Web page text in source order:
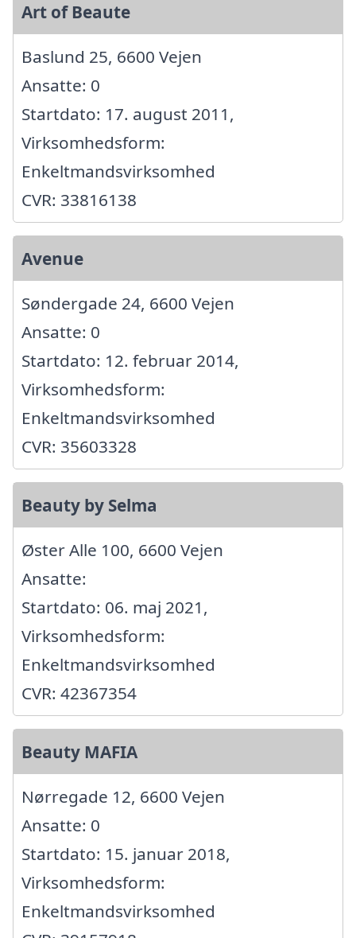
Art of Beaute
Baslund 25, 6600 Vejen
Ansatte: 0
Startdato: 17. august 2011,
Virksomhedsform:
Enkeltmandsvirksomhed
CVR: 33816138
Avenue
Søndergade 24, 6600 Vejen
Ansatte: 0
Startdato: 12. februar 2014,
Virksomhedsform:
Enkeltmandsvirksomhed
CVR: 35603328
Beauty by Selma
Øster Alle 100, 6600 Vejen
Ansatte:
Startdato: 06. maj 2021,
Virksomhedsform:
Enkeltmandsvirksomhed
CVR: 42367354
Beauty MAFIA
Nørregade 12, 6600 Vejen
Ansatte: 0
Startdato: 15. januar 2018,
Virksomhedsform:
Enkeltmandsvirksomhed